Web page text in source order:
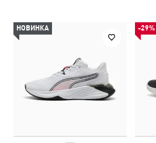
НОВИНКА -29%